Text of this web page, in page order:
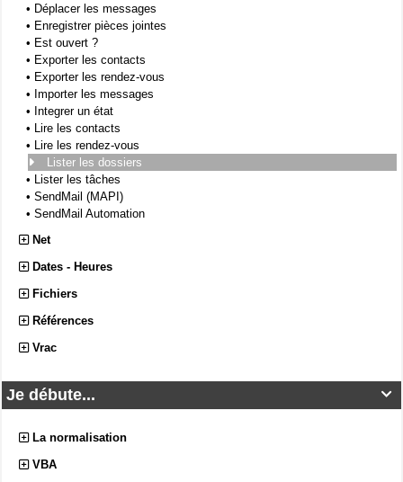
• Déplacer les messages
• Enregistrer pièces jointes
• Est ouvert ?
• Exporter les contacts
• Exporter les rendez-vous
• Importer les messages
• Integrer un état
• Lire les contacts
• Lire les rendez-vous
Lister les dossiers
• Lister les tâches
• SendMail (MAPI)
• SendMail Automation
Net
Dates - Heures
Fichiers
Références
Vrac

Je débute...
La normalisation
VBA